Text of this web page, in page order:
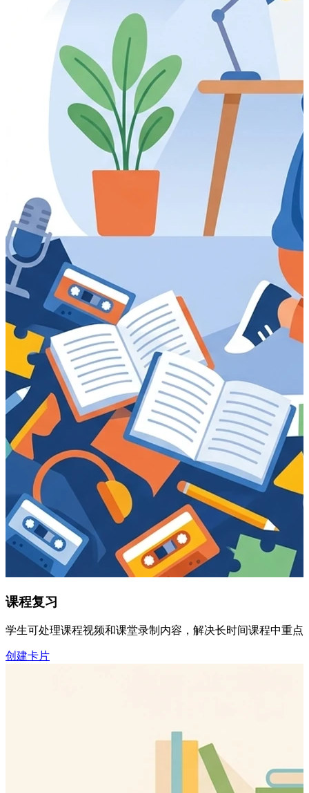
课程复习
学生可处理课程视频和课堂录制内容，解决长时间课程中重
创建卡片